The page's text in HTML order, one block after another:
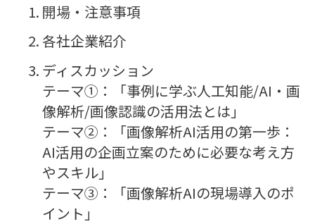
開場・注意事項
各社企業紹介
ディスカッション
テーマ①：「事例に学ぶ人工知能/AI・画
像解析/画像認識の活用法とは」
テーマ②：「画像解析AI活用の第一歩：
AI活用の企画立案のために必要な考え方
やスキル」
テーマ③：「画像解析AIの現場導入のポ
イント」